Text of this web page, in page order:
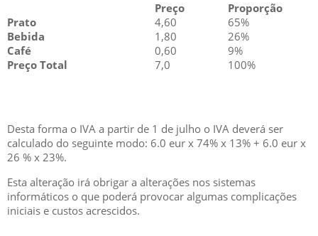
Preço
Proporção
Prato
4,60
65%
Bebida
1,80
26%
Café
0,60
9%
Preço Total
7,0 100%
Desta forma o IVA a partir de 1 de julho o IVA deverá ser
calculado do seguinte modo: 6.0 eur x 74% x 13% + 6.0 eur x
26 % x 23%.
Esta alteração irá obrigar a alterações nos sistemas
informáticos o que poderá provocar algumas complicações
iniciais e custos acrescidos.